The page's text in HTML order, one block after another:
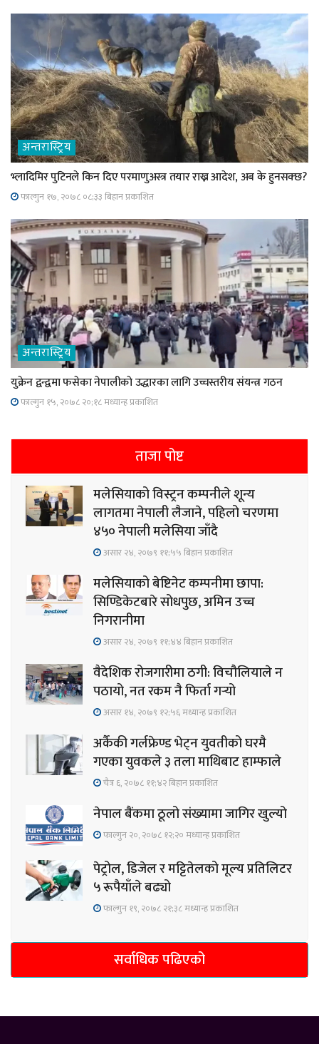
अन्तरास्ट्रिय
भ्लादिमिर पुटिनले किन दिए परमाणुअस्त्र तयार राख्न आदेश, अब के हुनसक्छ?
फाल्गुन १७, २०७८ ०८;३३ बिहान प्रकाशित
अन्तरास्ट्रिय
युक्रेन द्वन्द्वमा फसेका नेपालीकाे उद्धारका लागि उच्चस्तरीय संयन्त्र गठन
फाल्गुन १५, २०७८ २०;१८ मध्यान्ह प्रकाशित
ताजा पोष्ट
मलेसियाको विस्ट्रन कम्पनीले शून्य
लागतमा नेपाली लैजाने, पहिलो चरणमा
४५० नेपाली मलेसिया जाँदै
असार २४, २०७९ ११;५५ बिहान प्रकाशित
मलेसियाको बेष्टिनेट कम्पनीमा छापा:
सिण्डिकेटबारे सोधपुछ, अमिन उच्च
निगरानीमा
असार २४, २०७९ ११;४४ बिहान प्रकाशित
वैदेशिक रोजगारीमा ठगी: विचौलियाले न
पठायो, नत रकम नै फिर्ता गर्‍यो
असार १४, २०७९ १२;५६ मध्यान्ह प्रकाशित
अर्कैकी गर्लफ्रेण्ड भेट्न युवतीको घरमै
गएका युवकले ३ तला माथिबाट हाम्फाले
चैत्र ६, २०७८ ११;४२ बिहान प्रकाशित
नेपाल बैंकमा ठूलो संख्यामा जागिर खुल्यो
फाल्गुन २०, २०७८ १२;२० मध्यान्ह प्रकाशित
पेट्रोल, डिजेल र मट्टितेलको मूल्य प्रतिलिटर
५ रूपैयाँले बढ्यो
फाल्गुन १९, २०७८ २१;३८ मध्यान्ह प्रकाशित
सर्वाधिक पढिएको